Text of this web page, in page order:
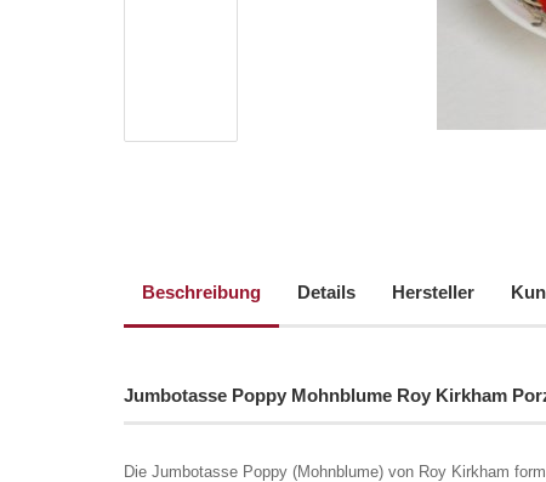
Beschreibung Details Hersteller
Jumbotasse Poppy Mohnblume Roy Kirkham
Die Jumbotasse Poppy (Mohnblume) von Roy Kirkham